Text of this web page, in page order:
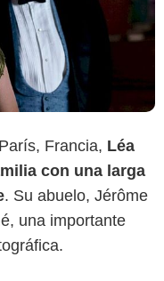
Francia, Léa
con una larga
. Su abuelo, Jérôme
una importante